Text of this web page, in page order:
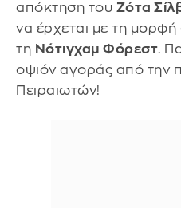
απόκτηση του Ζότα
να έρχεται με τη
τη Νότιγχαμ Φόρεστ.
οψιόν αγοράς από την
Πειραιωτών!